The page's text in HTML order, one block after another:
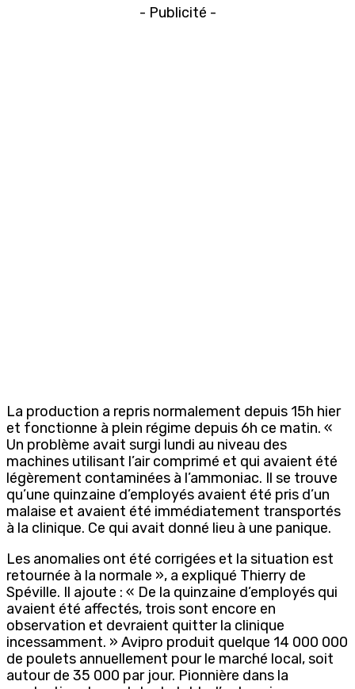
- Publicité -
La production a repris normalement depuis 15h hier
et fonctionne à plein régime depuis 6h ce matin. «
Un problème avait surgi lundi au niveau des
machines utilisant l’air comprimé et qui avaient été
légèrement contaminées à l’ammoniac. Il se trouve
qu’une quinzaine d’employés avaient été pris d’un
malaise et avaient été immédiatement transportés
à la clinique. Ce qui avait donné lieu à une panique.
Les anomalies ont été corrigées et la situation est
retournée à la normale », a expliqué Thierry de
Spéville. Il ajoute : « De la quinzaine d’employés qui
avaient été affectés, trois sont encore en
observation et devraient quitter la clinique
incessamment. » Avipro produit quelque 14 000 000
de poulets annuellement pour le marché local, soit
autour de 35 000 par jour. Pionnière dans la